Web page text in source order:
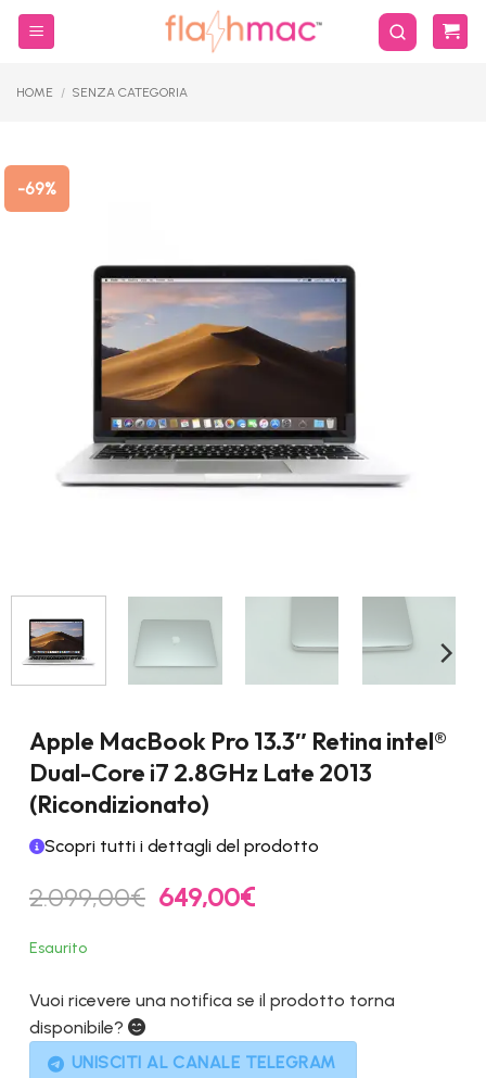
Salta
HOME / SENZA CATEGORIA
-69%
Apple MacBook Pro 13.3″ Retina intel®
Dual-Core i7 2.8GHz Late 2013
(Ricondizionato)
Scopri tutti i dettagli del prodotto
2.099,00€ Il
prezzo
2.099,00€.
649,00€Il
649,00€.
Esaurito
Vuoi ricevere una notifica se il prodotto torna
disponibile?
UNISCITI AL CANALE TELEGRAM